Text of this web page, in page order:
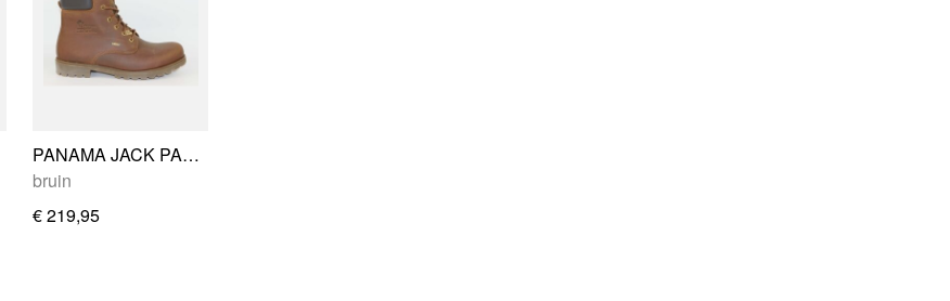
PANAMA JACK PANAMA 03
bruin
€ 219,95